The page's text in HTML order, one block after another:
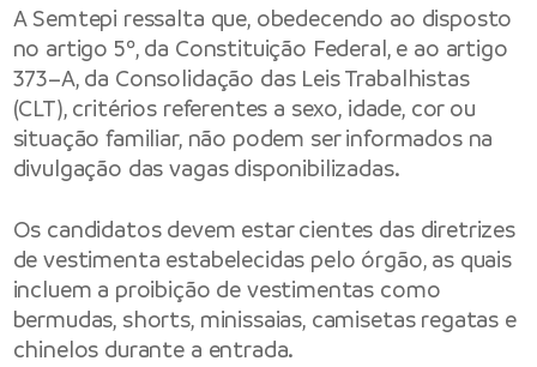
A Semtepi ressalta que, obedecendo ao disposto
no artigo 5º, da Constituição Federal, e ao artigo
373–A, da Consolidação das Leis Trabalhistas
(CLT), critérios referentes a sexo, idade, cor ou
situação familiar, não podem ser informados na
divulgação das vagas disponibilizadas.
Os candidatos devem estar cientes das diretrizes
de vestimenta estabelecidas pelo órgão, as quais
incluem a proibição de vestimentas como
bermudas, shorts, minissaias, camisetas regatas e
chinelos durante a entrada.